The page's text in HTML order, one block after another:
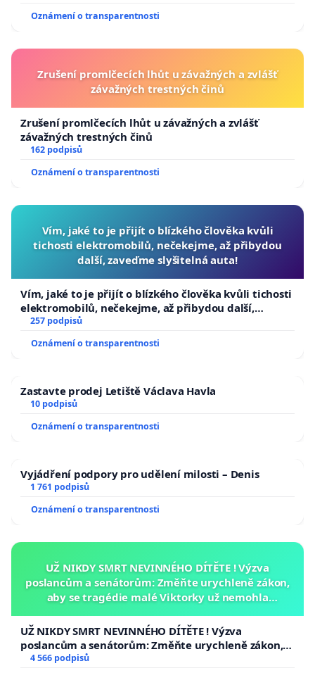
Oznámení o transparentnosti
Zrušení promlčecích lhůt u závažných a zvlášť
závažných trestných činů
Zrušení promlčecích lhůt u závažných a zvlášť
závažných trestných činů
162 podpisů
Oznámení o transparentnosti
Vím, jaké to je přijít o blízkého člověka kvůli
tichosti elektromobilů, nečekejme, až přibydou
další, zaveďme slyšitelná auta!
Vím, jaké to je přijít o blízkého člověka kvůli tichosti
elektromobilů, nečekejme, až přibydou další,
zaveďme slyšitelná auta!
257 podpisů
Oznámení o transparentnosti
Zastavte prodej Letiště Václava Havla
10 podpisů
Oznámení o transparentnosti
Vyjádření podpory pro udělení milosti – Denis
1 761 podpisů
Oznámení o transparentnosti
UŽ NIKDY SMRT NEVINNÉHO DÍTĚTE ! Výzva
poslancům a senátorům: Změňte urychleně zákon,
aby se tragédie malé Viktorky už nemohla
UŽ NIKDY SMRT NEVINNÉHO DÍTĚTE ! Výzva
poslancům a senátorům: Změňte urychleně zákon,
aby se tragédie malé Viktorky už nemohla opakovat!
4 566 podpisů